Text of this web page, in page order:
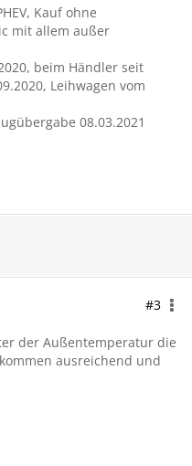
Kauf ohne
mit allem außer
beim Händler seit
Leihwagen vom
08.03.2021
#3
der Außentemperatur die
ausreichend und